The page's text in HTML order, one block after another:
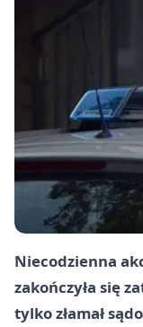
Niecodzienna
zakończyła się
tylko złamał